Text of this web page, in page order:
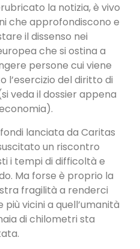
la notizia, è vivo
che approfondiscono e
il dissenso nei
che si ostina a
persone cui viene
del diritto di
veda il dossier appena
lanciata da Caritas
un riscontro
i tempi di difficoltà e
Ma forse è proprio la
fragilità a renderci
vicini a quell’umanità
di chilometri sta